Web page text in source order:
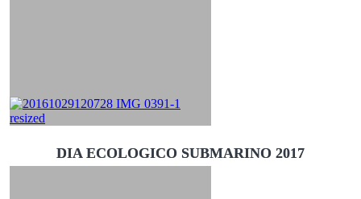
DIA ECOLOGICO SUBMARINO 2017